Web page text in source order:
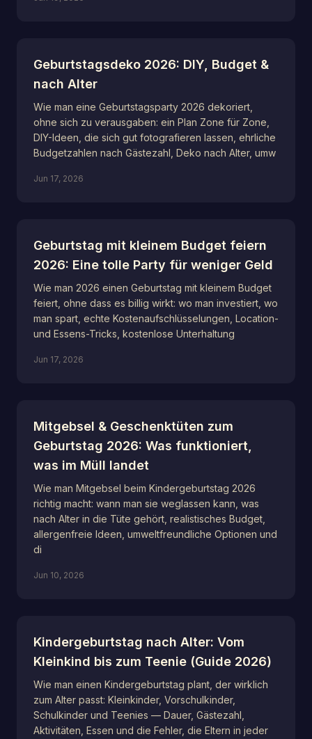
Geburtstagsdeko 2026: DIY, Budget &
nach Alter
Wie man eine Geburtstagsparty 2026 dekoriert,
ohne sich zu verausgaben: ein Plan Zone für Zone,
DIY-Ideen, die sich gut fotografieren lassen, ehrliche
Budgetzahlen nach Gästezahl, Deko nach Alter, umw
Jun 17, 2026
Geburtstag mit kleinem Budget feiern
2026: Eine tolle Party für weniger Geld
Wie man 2026 einen Geburtstag mit kleinem Budget
feiert, ohne dass es billig wirkt: wo man investiert, wo
man spart, echte Kostenaufschlüsselungen, Location-
und Essens-Tricks, kostenlose Unterhaltung
Jun 17, 2026
Mitgebsel & Geschenktüten zum
Geburtstag 2026: Was funktioniert,
was im Müll landet
Wie man Mitgebsel beim Kindergeburtstag 2026
richtig macht: wann man sie weglassen kann, was
nach Alter in die Tüte gehört, realistisches Budget,
allergenfreie Ideen, umweltfreundliche Optionen und
di
Jun 10, 2026
Kindergeburtstag nach Alter: Vom
Kleinkind bis zum Teenie (Guide 2026)
Wie man einen Kindergeburtstag plant, der wirklich
zum Alter passt: Kleinkinder, Vorschulkinder,
Schulkinder und Teenies — Dauer, Gästezahl,
Aktivitäten, Essen und die Fehler, die Eltern in jeder